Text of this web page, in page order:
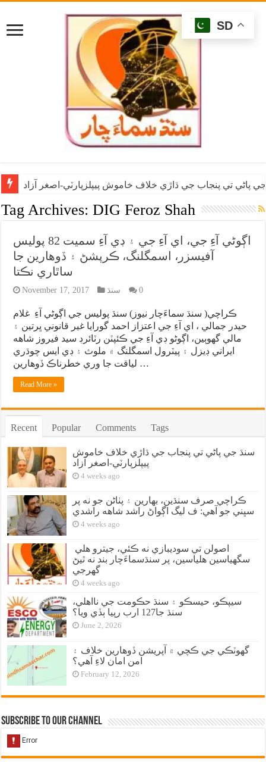
پاڻي تي پنجاب جي ڌاڙي خلاف خاموش پيپلزپارٽي-اصغر آزاد
Tag Archives:DIG Feroz Shah
اڳوڻي آءِ جي، اي آءِ جي ۽ ڊي آءِ سميت 82 پوليس
آفيسزر، اسمگلنگ، ڪرپشڻ ۽ ڏوهارين جا
ساٿاري نڪتا
November 17, 2017 سنڌ 0
ڪراچي( سنڌ سماءَچار نيوز) سنڌ پوليس جي اڳوڻي آءِ غلام
حيدر جمالي ، اي آءِ جي اعتزاز احمد گورايا غير قانوني ڀرتين ۽
مالي گهوٻين، اڳوڻو ڊي آءِ جي ڪئپٽن رٽائرڊ سيد فيروز شاهه
ايراني ڊيزل ۽ پيٽرول اسمگلنگ ۾ ملوث ۽ ڊي ايس چوڌري
لياقت جا وري خطرناڪ ڏوهارين …
Read More »
Recent Popular Comments Tags
سنڌ جي پاڻي تي پنجاب جي ڌاڙي خلاف خاموش
پيپلزپارٽي-اصغر آزاد
4 weeks ago
ڪراچي صرف سنڌين، بهارين ۽ پٺاڻن جو نه پر
سڀني جو آهي: ف ليگ اڳواڻ راشد شاهه راشدي
4 weeks ago
سگهياسين هلياسين، پر سنڌسماءَچار بند نه ٿيڻ
گهرجي
4 weeks ago
سيپڪو، حيسڪو ۽ سنڌ حڪومت جي نااهلي،
سنڌ جا127 ارب رپيا ٻڏي ويا؟
June 2, 2026
گهوٽڪي جي ڪچي ۾ آپريشن ڏوهارين خلاف ۽
امن امان لاءِ آهي؟
February 12, 2026
Subscribe to our Channel
SD